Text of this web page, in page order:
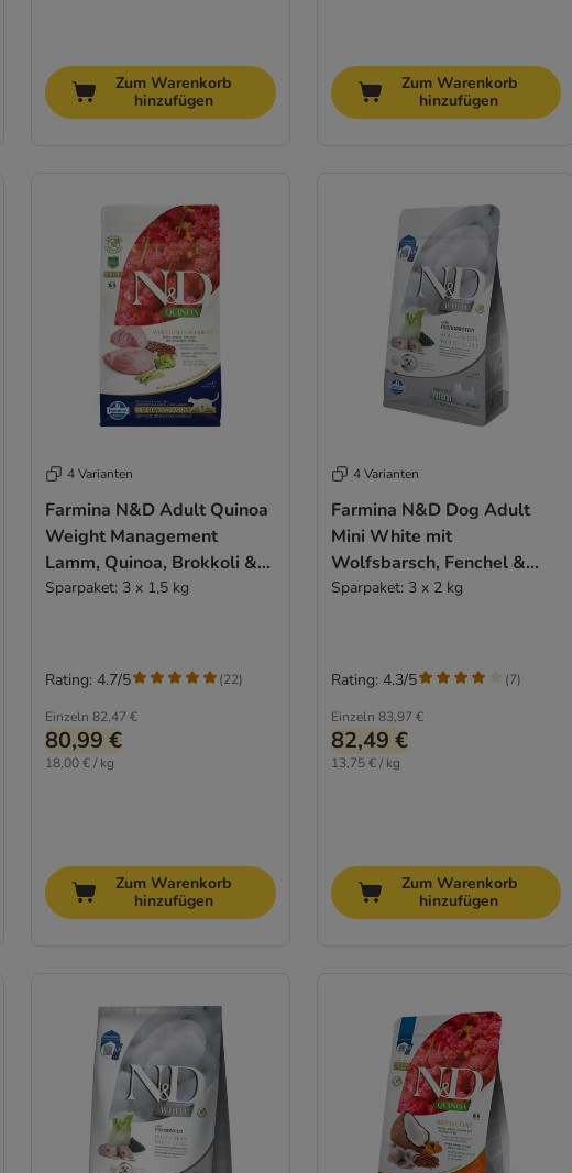
Zum Warenkorb
hinzufügen
Zum Warenkorb
hinzufügen
4 Varianten
Farmina N&D Adult Quinoa
Weight Management
Lamm, Quinoa, Brokkoli &
Spargel
Sparpaket: 3 x 1,5 kg
Einzeln 82,47 €
80,99 €
18,00 € / kg
Rating: 4.7/5 (22)
Zum Warenkorb
hinzufügen
4 Varianten
Farmina N&D Dog Adult
Mini White mit
Wolfsbarsch, Fenchel &
Spirulina
Sparpaket: 3 x 2 kg
Einzeln 83,97 €
82,49 €
13,75 € / kg
Rating: 4.3/5 (7)
Zum Warenkorb
hinzufügen